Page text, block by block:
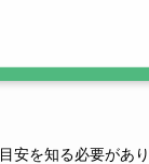
を知る必要があ